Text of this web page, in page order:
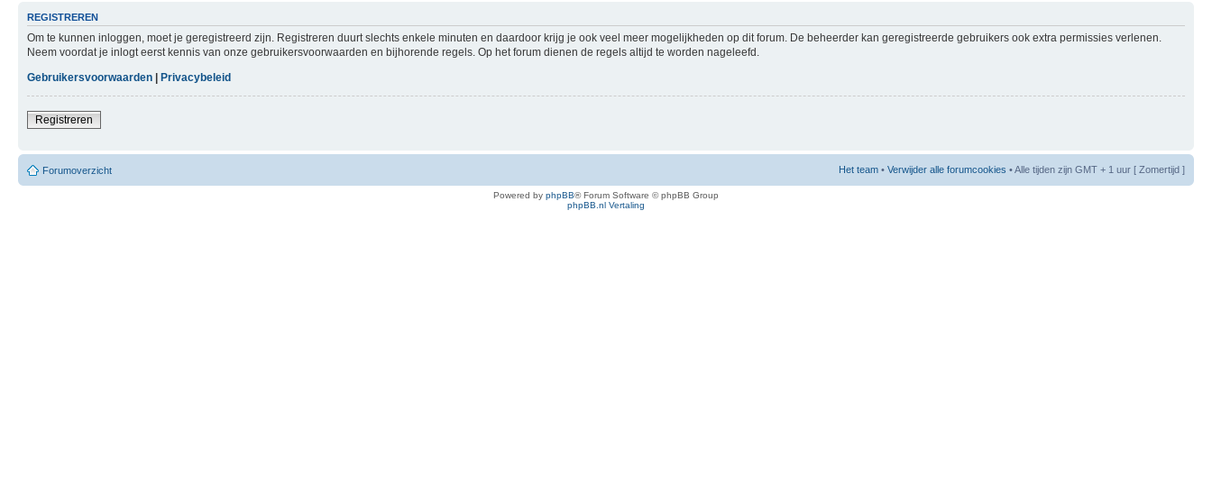
REGISTREREN
Om te kunnen inloggen, moet je geregistreerd zijn. Registreren duurt slechts enkele minuten en daardoor krijg je ook veel meer mogelijkheden op dit forum. De beheerder kan geregistreerde gebruikers ook extra permissies verlenen.
Neem voordat je inlogt eerst kennis van onze gebruikersvoorwaarden en bijhorende regels. Op het forum dienen de regels altijd te worden nageleefd.
Gebruikersvoorwaarden
Privacybeleid
Registreren
Forumoverzicht Het team • Verwijder alle forumcookies • Alle tijden zijn GMT + 1 uur [ Zomertijd ]
Powered by phpBB® Forum Software © phpBB Group
phpBB.nl Vertaling